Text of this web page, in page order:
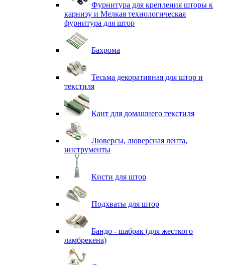
Фурнитура для крепления шторы к
карнизу и Мелкая технологическая
фурнитура для штор
Бахрома
Тесьма декоративная для штор и
текстиля
Кант для домашнего текстиля
Люверсы, люверсная лента,
инструменты
Кисти для штор
Подхваты для штор
Бандо - шабрак (для жесткого
ламбрекена)